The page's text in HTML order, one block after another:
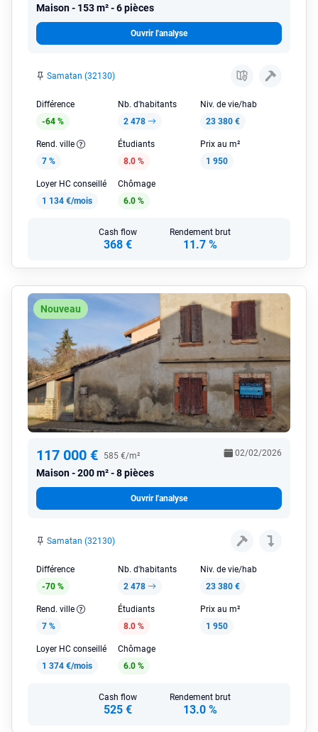
Maison 153 m² - 6 pièces
Ouvrir l'analyse
Samatan (32130)
Différence
-64 %
Nb. d'habitants
2 478
Niv. de vie/hab
23 380 €
Rend. ville
7 %
Étudiants
8.0 %
Prix au m²
1 950
Loyer HC conseillé
1 134 €/mois
Chômage
6.0 %
Cash flow
368 €
Rendement brut
11.7 %
Nouveau
117 000 € 585 €/m²
Maison 200 m² - 8 pièces
02/02/2026
Ouvrir l'analyse
Samatan (32130)
Différence
-70 %
Nb. d'habitants
2 478
Niv. de vie/hab
23 380 €
Rend. ville
7 %
Étudiants
8.0 %
Prix au m²
1 950
Loyer HC conseillé
1 374 €/mois
Chômage
6.0 %
Cash flow
525 €
Rendement brut
13.0 %